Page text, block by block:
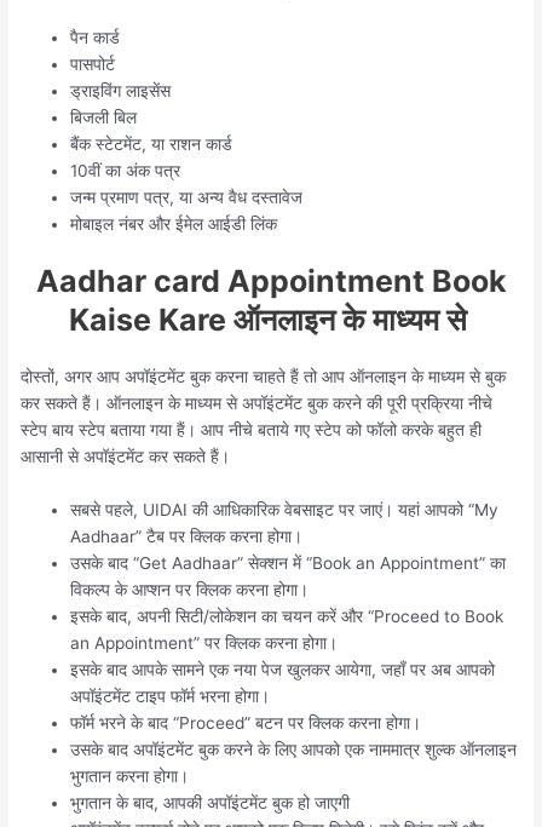
पैन कार्ड
पासपोर्ट
ड्राइविंग लाइसेंस
बिजली बिल
बैंक स्टेटमेंट, या राशन कार्ड
10वीं का अंक पत्र
जन्म प्रमाण पत्र, या अन्य वैध दस्तावेज
मोबाइल नंबर और ईमेल आईडी लिंक
Aadhar card Appointment Book
Kaise Kare ऑनलाइन के माध्यम से
दोस्तों, अगर आप अपॉइंटमेंट बुक करना चाहते हैं तो आप ऑनलाइन के माध्यम से बुक
कर सकते हैं। ऑनलाइन के माध्यम से अपॉइंटमेंट बुक करने की पूरी प्रक्रिया नीचे
स्टेप बाय स्टेप बताया गया हैं। आप नीचे बताये गए स्टेप को फॉलो करके बहुत ही
आसानी से अपॉइंटमेंट कर सकते हैं।
सबसे पहले, UIDAI की आधिकारिक वेबसाइट पर जाएं। यहां आपको “My
Aadhaar” टैब पर क्लिक करना होगा।
उसके बाद “Get Aadhaar” सेक्शन में “Book an Appointment” का
विकल्प के आप्शन पर क्लिक करना होगा।
इसके बाद, अपनी सिटी/लोकेशन का चयन करें और “Proceed to Book
an Appointment” पर क्लिक करना होगा।
इसके बाद आपके सामने एक नया पेज खुलकर आयेगा, जहाँ पर अब आपको
अपॉइंटमेंट टाइप फॉर्म भरना होगा।
फॉर्म भरने के बाद “Proceed” बटन पर क्लिक करना होगा।
उसके बाद अपॉइंटमेंट बुक करने के लिए आपको एक नाममात्र शुल्क ऑनलाइन
भुगतान करना होगा।
भुगतान के बाद, आपकी अपॉइंटमेंट बुक हो जाएगी